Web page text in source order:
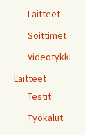
Laitteet
Soittimet
Videotykki
Laitteet
Testit
Työkalut